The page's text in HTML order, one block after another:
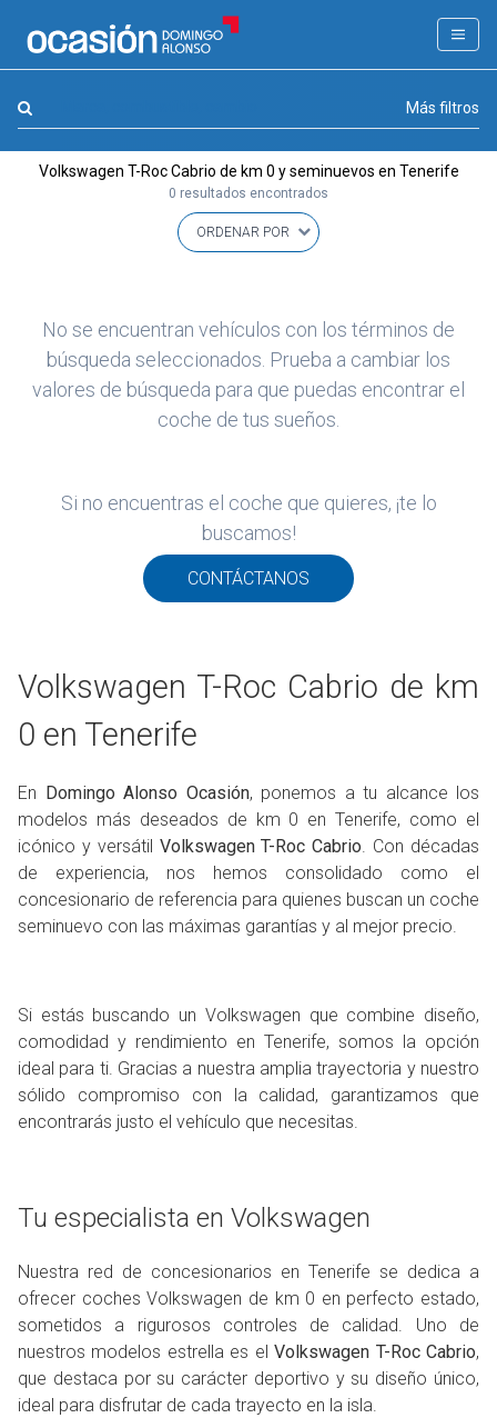
FILTROS
APPROVED
Marca
Modelo (0)
Combustible y cambio (0)
(0)
Más filtros
Volkswagen T-Roc Cabrio de km 0 y seminuevos en Tenerife
0 resultados encontrados
No se encuentran vehículos con los términos de
búsqueda seleccionados. Prueba a cambiar los
valores de búsqueda para que puedas encontrar el
coche de tus sueños.
Si no encuentras el coche que quieres, ¡te lo
buscamos!
CONTÁCTANOS
Volkswagen T-Roc Cabrio de km
0 en Tenerife
En Domingo Alonso Ocasión, ponemos a tu alcance los
modelos más deseados de km 0 en Tenerife, como el
icónico y versátil Volkswagen T-Roc Cabrio. Con décadas
de experiencia, nos hemos consolidado como el
concesionario de referencia para quienes buscan un coche
seminuevo con las máximas garantías y al mejor precio.
Si estás buscando un Volkswagen que combine diseño,
comodidad y rendimiento en Tenerife, somos la opción
ideal para ti. Gracias a nuestra amplia trayectoria y nuestro
sólido compromiso con la calidad, garantizamos que
encontrarás justo el vehículo que necesitas.
Tu especialista en Volkswagen
Nuestra red de concesionarios en Tenerife se dedica a
ofrecer coches Volkswagen de km 0 en perfecto estado,
sometidos a rigurosos controles de calidad. Uno de
nuestros modelos estrella es elVolkswagen T-Roc Cabrio,
que destaca por su carácter deportivo y su diseño único,
ideal para disfrutar de cada trayecto en la isla.